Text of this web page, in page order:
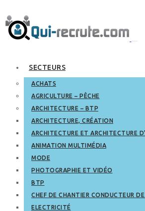
SECTEURS
ACHATS
AGRICULTURE – PÊCHE
ARCHITECTURE – BTP
ARCHITECTURE, CRÉATION
ARCHITECTURE ET ARCHITECTURE
ANIMATION MULTIMÉDIA
MODE
PHOTOGRAPHIE ET VIDÉO
BTP
CHEF DE CHANTIER CONDUCTEUR
ELECTRICITÉ